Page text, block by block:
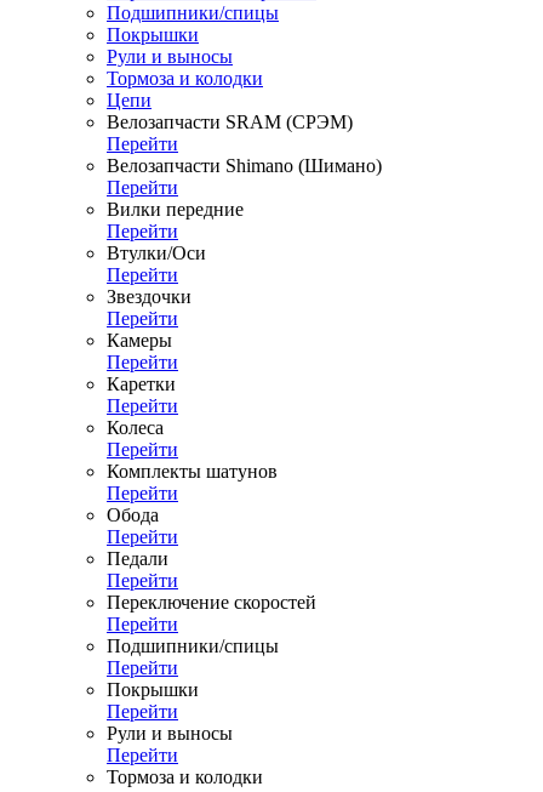
Подшипники/спицы
Покрышки
Рули и выносы
Тормоза и колодки
Цепи
Велозапчасти SRAM (СРЭМ)
Перейти
Велозапчасти Shimano (Шимано)
Перейти
Вилки передние
Перейти
Втулки/Оси
Перейти
Звездочки
Перейти
Камеры
Перейти
Каретки
Перейти
Колеса
Перейти
Комплекты шатунов
Перейти
Обода
Перейти
Педали
Перейти
Переключение скоростей
Перейти
Подшипники/спицы
Перейти
Покрышки
Перейти
Рули и выносы
Перейти
Тормоза и колодки